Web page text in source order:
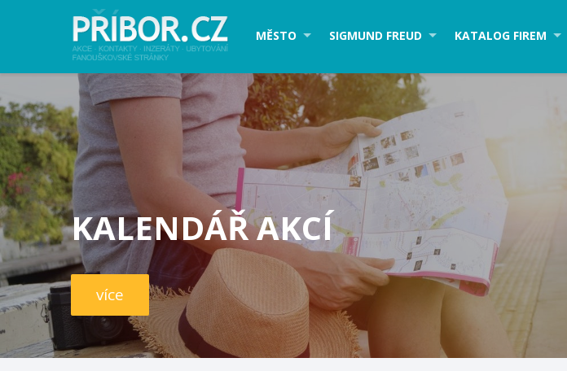
MĚSTO SIGMUND FREUD KATALOG FIREM
KALENDÁŘ AKCÍ
více